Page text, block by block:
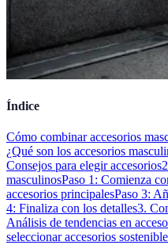
Índice
Cómo combinar accesorios
¿Qué son los accesorios
Consejos para elegir accesorios
masculinosPaso 1: Comienza
accesorios principalesPaso 3:
4: Finaliza con los detalles3.
Análisis de tendencias en
seleccionar accesorios